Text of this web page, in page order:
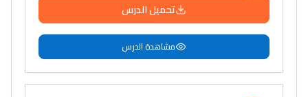
تحميل الدرس
مشاهدة الدرس